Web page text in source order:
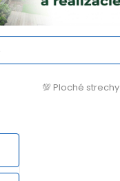
💯 Ploché strechy